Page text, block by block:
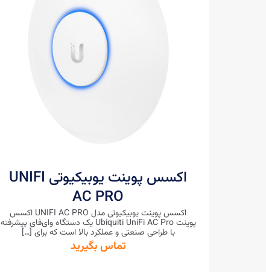
اکسس پوینت یوبیکیوتی UNIFI
AC PRO
اکسس پوینت یوبیکیوتی مدل UNIFI AC PRO اکسس
پوینت Ubiquiti UniFi AC Pro یک دستگاه وای‌فای پیشرفته
با طراحی صنعتی و عملکرد بالا است که برای […]
تماس بگیرید